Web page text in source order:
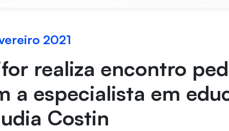
2021
realiza encontro
a especialista em
Costin